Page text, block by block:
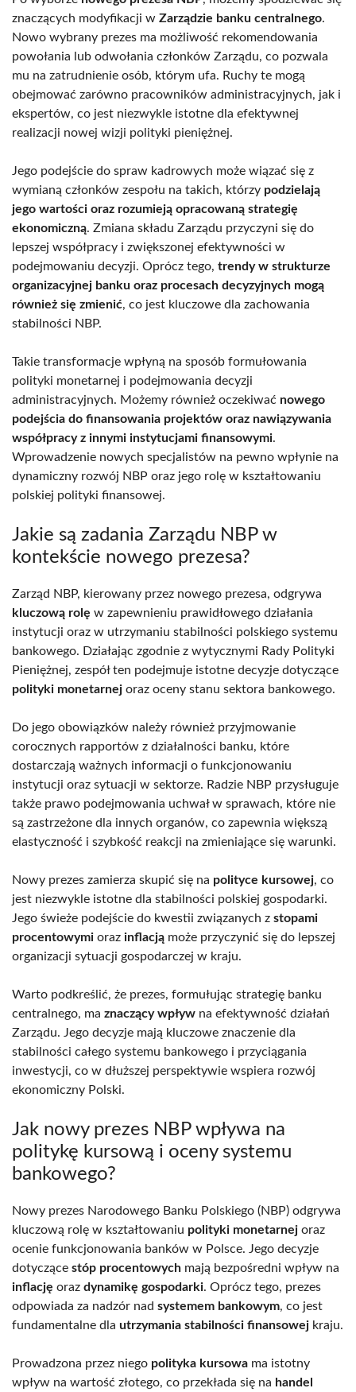
znaczących modyfikacji w Zarządzie banku centralnego.
Nowo wybrany prezes ma możliwość rekomendowania
powołania lub odwołania członków Zarządu, co pozwala
mu na zatrudnienie osób, którym ufa. Ruchy te mogą
obejmować zarówno pracowników administracyjnych, jak i
ekspertów, co jest niezwykle istotne dla efektywnej
realizacji nowej wizji polityki pieniężnej.
Jego podejście do spraw kadrowych może wiązać się z
wymianą członków zespołu na takich, którzy podzielają
jego wartości oraz rozumieją opracowaną strategię
ekonomiczną. Zmiana składu Zarządu przyczyni się do
lepszej współpracy i zwiększonej efektywności w
podejmowaniu decyzji. Oprócz tego, trendy w strukturze
organizacyjnej banku oraz procesach decyzyjnych mogą
również się zmienić, co jest kluczowe dla zachowania
stabilności NBP.
Takie transformacje wpłyną na sposób formułowania
polityki monetarnej i podejmowania decyzji
administracyjnych. Możemy również oczekiwać nowego
podejścia do finansowania projektów oraz nawiązywania
współpracy z innymi instytucjami finansowymi.
Wprowadzenie nowych specjalistów na pewno wpłynie na
dynamiczny rozwój NBP oraz jego rolę w kształtowaniu
polskiej polityki finansowej.
Jakie są zadania Zarządu NBP w
kontekście nowego prezesa?
Zarząd NBP, kierowany przez nowego prezesa, odgrywa
kluczową rolę w zapewnieniu prawidłowego działania
instytucji oraz w utrzymaniu stabilności polskiego systemu
bankowego. Działając zgodnie z wytycznymi Rady Polityki
Pieniężnej, zespół ten podejmuje istotne decyzje dotyczące
polityki monetarnej oraz oceny stanu sektora bankowego.
Do jego obowiązków należy również przyjmowanie
corocznych rapportów z działalności banku, które
dostarczają ważnych informacji o funkcjonowaniu
instytucji oraz sytuacji w sektorze. Radzie NBP przysługuje
także prawo podejmowania uchwał w sprawach, które nie
są zastrzeżone dla innych organów, co zapewnia większą
elastyczność i szybkość reakcji na zmieniające się warunki.
Nowy prezes zamierza skupić się na polityce kursowej, co
jest niezwykle istotne dla stabilności polskiej gospodarki.
Jego świeże podejście do kwestii związanych z stopami
procentowymi oraz inflacją może przyczynić się do lepszej
organizacji sytuacji gospodarczej w kraju.
Warto podkreślić, że prezes, formułując strategię banku
centralnego, ma znaczący wpływ na efektywność działań
Zarządu. Jego decyzje mają kluczowe znaczenie dla
stabilności całego systemu bankowego i przyciągania
inwestycji, co w dłuższej perspektywie wspiera rozwój
ekonomiczny Polski.
Jak nowy prezes NBP wpływa na
politykę kursową i oceny systemu
bankowego?
Nowy prezes Narodowego Banku Polskiego (NBP) odgrywa
kluczową rolę w kształtowaniu polityki monetarnej oraz
ocenie funkcjonowania banków w Polsce. Jego decyzje
dotyczące stóp procentowych mają bezpośredni wpływ na
inflację oraz dynamikę gospodarki. Oprócz tego, prezes
odpowiada za nadzór nad systemem bankowym, co jest
fundamentalne dla utrzymania stabilności finansowej kraju.
Prowadzona przez niego polityka kursowa ma istotny
wpływ na wartość złotego, co przekłada się na handel